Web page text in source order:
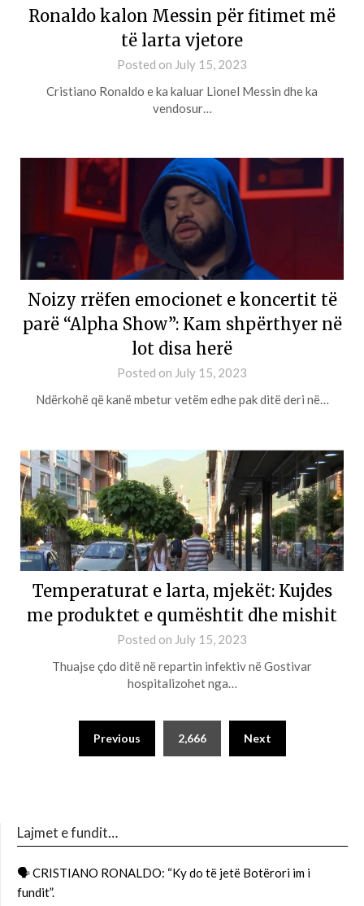
Ronaldo kalon Messin për fitimet më
të larta vjetore
Posted on July 15, 2023
Cristiano Ronaldo e ka kaluar Lionel Messin dhe ka
vendosur…
Noizy rrëfen emocionet e koncertit të
parë “Alpha Show”: Kam shpërthyer në
lot disa herë
Posted on July 15, 2023
Ndërkohë që kanë mbetur vetëm edhe pak ditë deri në…
Temperaturat e larta, mjekët: Kujdes
me produktet e qumështit dhe mishit
Posted on July 15, 2023
Thuajse çdo ditë në repartin infektiv në Gostivar
hospitalizohet nga…
Previous 2,666 Next
Lajmet e fundit…
🗣 CRISTIANO RONALDO: “Ky do të jetë Botërori im i
fundit”.